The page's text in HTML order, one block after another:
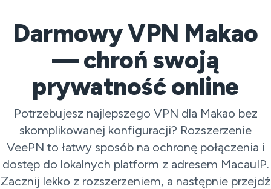
Darmowy VPN Makao
— chroń swoją
prywatność online
Potrzebujesz najlepszego VPN dla Makao bez
skomplikowanej konfiguracji? Rozszerzenie
VeePN to łatwy sposób na ochronę połączenia i
dostęp do lokalnych platform z adresem MacauIP.
Zacznij lekko z rozszerzeniem, a następnie przejdź